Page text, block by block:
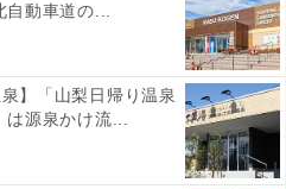
。もちろん褒めることもあ
記が得意だね』と伝えること
イナスに受け取らず、『みん
ニュアンスで感じていると
動車道の...
】「山梨日帰り温泉
源泉かけ流...